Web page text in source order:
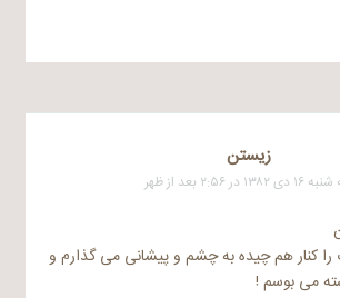
زیستن
۱۳۸۲ در ۲:۵۶ بعد از ظهر
کنار هم چیده به چشم و پیشانی می گذارم و
می بوسم !